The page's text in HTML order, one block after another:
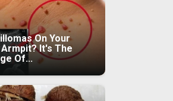
On Your
It's The
Of...